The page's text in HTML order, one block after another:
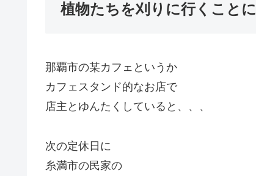
植物たちを刈りに行くことに
那覇市の某カフェというか
カフェスタンド的なお店で
店主とゆんたくしていると、、、
次の定休日に
糸満市の民家の